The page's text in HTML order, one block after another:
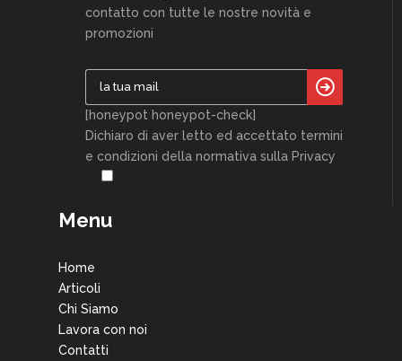
contatto con tutte le nostre novità e
promozioni
[honeypot honeypot-check]
Dichiaro di aver letto ed accettato termini
e condizioni della normativa sulla Privacy
Menu
Home
Articoli
Chi Siamo
Lavora con noi
Contatti